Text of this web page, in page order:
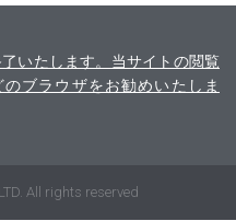
いたします。当サイトの閲覧
ブラウザをお勧めいたしま
All rights reserved